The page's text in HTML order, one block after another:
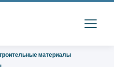
материалы